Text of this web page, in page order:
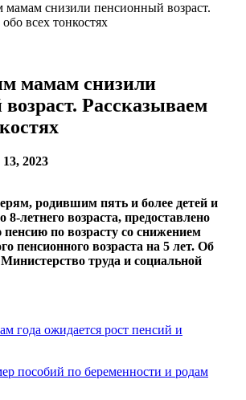
снизили пенсионный возраст.
всех тонкостях
мамам снизили
Рассказываем
2023
родившим пять и более детей и
летнего возраста, предоставлено
по возрасту со снижением
пенсионного возраста на 5 лет. Об
труда и социальной
года ожидается рост пенсий и
пособий по беременности и родам